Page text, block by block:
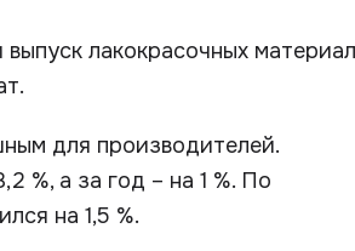
лакокрасочных
для производителей.
%, а за год – на 1 %. По
на 1,5 %.